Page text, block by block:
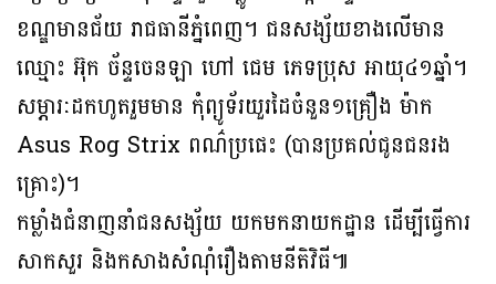
ខណ្ឌមានជ័យ រាជធានីភ្នំពេញ។ ជនសង្ស័យខាងលើមាន
ឈ្មោះ អ៊ុក ច័ន្ទចេនឡា ហៅ ជេម ភេទប្រុស អាយុ៤១ឆ្នាំ។
សម្ភារៈដកហូតរួមមាន កុំព្យូទ័រយួរដៃចំនួន១គ្រឿង ម៉ាក
Asus Rog Strix ពណ៌ប្រផេះ (បានប្រគល់ជូនជនរង
គ្រោះ)។
កម្លាំងជំនាញនាំជនសង្ស័យ យកមកនាយកដ្ឋាន ដើម្បីធ្វើការ
សាកសួរ និងកសាងសំណុំរឿងតាមនីតិវិធី៕